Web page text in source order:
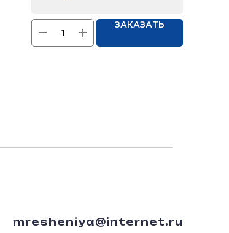
ЗАКАЗАТЬ
mresheniya@internet.ru